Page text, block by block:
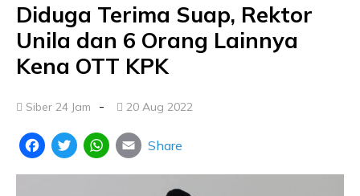
Diduga Terima Suap, Rektor
Unila dan 6 Orang Lainnya
Kena OTT KPK
Siber 24 Jam - 20 Aug 2022
FacebookTwitterWhatsApp
Email
Share